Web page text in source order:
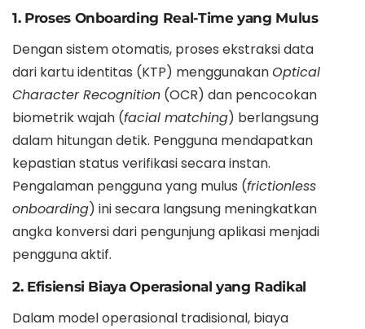
1. Proses Onboarding Real-Time yang Mulus
Dengan sistem otomatis, proses ekstraksi data
dari kartu identitas (KTP) menggunakanOptical
Character Recognition (OCR) dan pencocokan
biometrik wajah (facial matching) berlangsung
dalam hitungan detik. Pengguna mendapatkan
kepastian status verifikasi secara instan.
Pengalaman pengguna yang mulus (frictionless
onboarding) ini secara langsung meningkatkan
angka konversi dari pengunjung aplikasi menjadi
pengguna aktif.
2. Efisiensi Biaya Operasional yang Radikal
Dalam model operasional tradisional, biaya